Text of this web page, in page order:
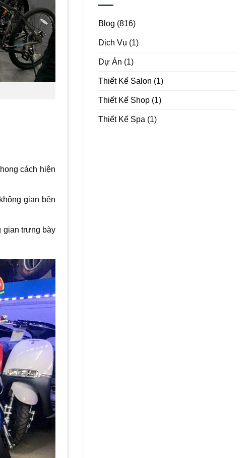
cách hiện
gian bên
gian trưng bày
Blog (816)
Dịch Vụ (1)
Dự Án (1)
Thiết Kế Salon (1)
Thiết Kế Shop (1)
Thiết Kế Spa (1)